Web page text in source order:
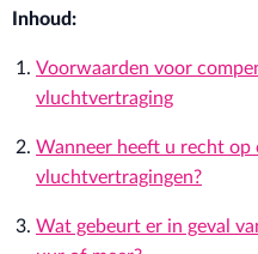
Inhoud:
Voorwaarden voor
vluchtvertraging
Wanneer heeft u recht op
vluchtvertragingen?
Wat gebeurt er in geval